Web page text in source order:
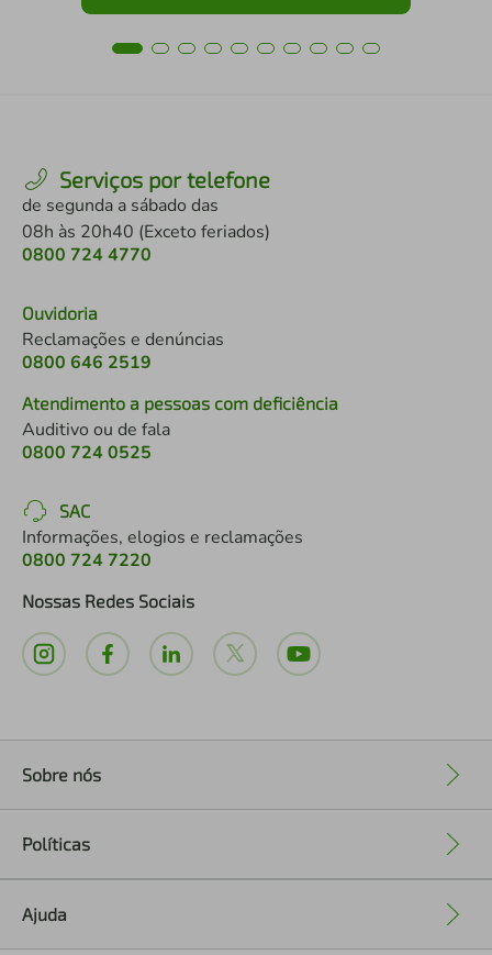
Serviços por telefone
de segunda a sábado das
08h às 20h40 (Exceto feriados)
0800 724 4770
Ouvidoria
Reclamações e denúncias
0800 646 2519
Atendimento a pessoas com deficiência
Auditivo ou de fala
0800 724 0525
SAC
Informações, elogios e reclamações
0800 724 7220
Nossas Redes Sociais
Sobre nós
Políticas
Ajuda